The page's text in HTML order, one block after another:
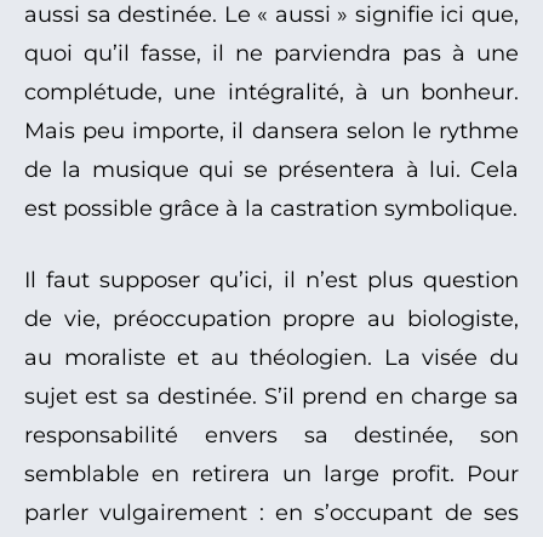
aussi sa destinée. Le « aussi » signifie ici que,
quoi qu’il fasse, il ne parviendra pas à une
complétude, une intégralité, à un bonheur.
Mais peu importe, il dansera selon le rythme
de la musique qui se présentera à lui. Cela
est possible grâce à la castration symbolique.
Il faut supposer qu’ici, il n’est plus question
de vie, préoccupation propre au biologiste,
au moraliste et au théologien. La visée du
sujet est sa destinée. S’il prend en charge sa
responsabilité envers sa destinée, son
semblable en retirera un large profit. Pour
parler vulgairement : en s’occupant de ses